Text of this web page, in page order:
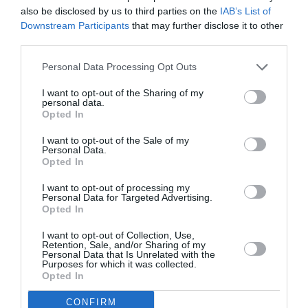
also be disclosed by us to third parties on the IAB’s List of
Downstream Participants that may further disclose it to other
Personal Data Processing Opt Outs
I want to opt-out of the Sharing of my
personal data.
Opted In
I want to opt-out of the Sale of my
Personal Data.
Opted In
I want to opt-out of processing my
Personal Data for Targeted Advertising.
Opted In
I want to opt-out of Collection, Use,
Retention, Sale, and/or Sharing of my
Personal Data that Is Unrelated with the
Purposes for which it was collected.
Opted In
CONFIRM
Newsletter
Κάθε βδομάδα στο e-mail σας τα τελευταία νέα για
Ακολουθήστε το Culturenow.gr
Δημοφιλή Άρθρα